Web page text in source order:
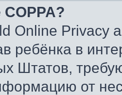
COPPA?
Online Privacy
ребёнка в
Штатов,
от